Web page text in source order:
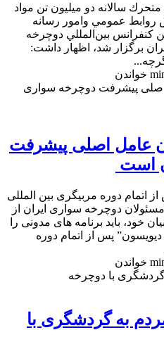
سالانه دو ميليون تن مواد
روابط عمومي وامور رسانه
كنفرانس بين‌المللي دوچرخه
برگزار شد، اظهار داشت:
خواندن
عامل اصلی پیشرفت
است
اتمام دوره مربیگری بین المللی
دوچرخه سواری ایران از
خود، باید برنامه های مدونی را
پس از اتمام دوره
خواندن
به گردشگری با